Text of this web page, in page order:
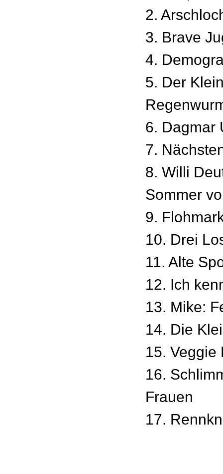
2.
3. Brave
4.
5. Der
6. Dagmar
7.
8. Willi
Sommer
9.
10. Drei
11. Alte
12. Ich
13. Mike:
14. Die
15. Veggie
16.
Frauen
17.